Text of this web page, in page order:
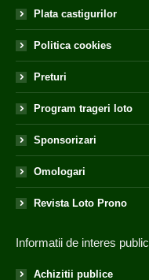
Plata castigurilor
Politica cookies
Preturi
Program trageri loto
Sponsorizari
Omologari
Revista Loto Prono
Informatii de interes public
Achizitii publice